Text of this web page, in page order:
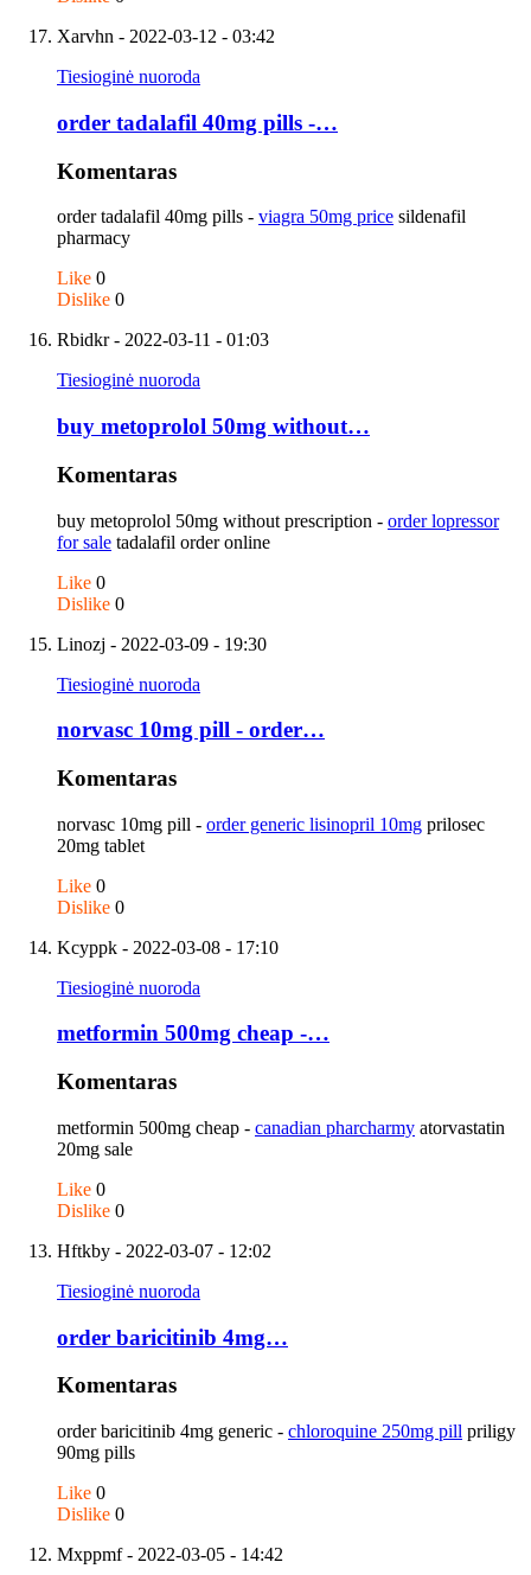
Xarvhn - 2022-03-12 - 03:42
Tiesioginė nuoroda
order tadalafil 40mg pills -…
Komentaras
order tadalafil 40mg pills - viagra 50mg price sildenafil
pharmacy
Like 0
Dislike 0
Rbidkr- 2022-03-11 - 01:03
Tiesioginė nuoroda
buy metoprolol 50mg without…
Komentaras
buy metoprolol 50mg without prescription - order lopressor
for sale tadalafil order online
Like 0
Dislike 0
Linozj - 2022-03-09 - 19:30
Tiesioginė nuoroda
norvasc 10mg pill - order…
Komentaras
norvasc 10mg pill - order generic lisinopril 10mg prilosec
20mg tablet
Like 0
Dislike 0
Kcyppk - 2022-03-08 - 17:10
Tiesioginė nuoroda
metformin 500mg cheap -…
Komentaras
metformin 500mg cheap - canadian pharcharmy atorvastatin
20mg sale
Like 0
Dislike 0
Hftkby - 2022-03-07 - 12:02
Tiesioginė nuoroda
order baricitinib 4mg…
Komentaras
order baricitinib 4mg generic - chloroquine 250mg pill priligy
90mg pills
Like 0
Dislike 0
Mxppmf- 2022-03-05 - 14:42